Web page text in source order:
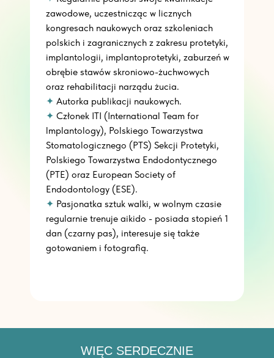
zawodowe, uczestnicząc w licznych
kongresach naukowych oraz szkoleniach
polskich i zagranicznych z zakresu protetyki,
implantologii, implantoprotetyki, zaburzeń w
obrębie stawów skroniowo­-żuchwowych
oraz rehabilitacji narządu żucia.
✦ Autorka publikacji naukowych.
✦ Członek ITI (International Team for
lmplantology), Polskiego Towarzystwa
Stomatologicznego (PTS) Sekcji Protetyki,
Polskiego Towarzystwa Endodontycznego
(PTE) oraz European Society of
Endodontology (ESE).
✦ Pasjonatka sztuk walki, w wolnym czasie
regularnie trenuje aikido - posiada stopień 1
dan (czarny pas), interesuje się także
gotowaniem i fotografią.
WIĘC SERDECZNIE